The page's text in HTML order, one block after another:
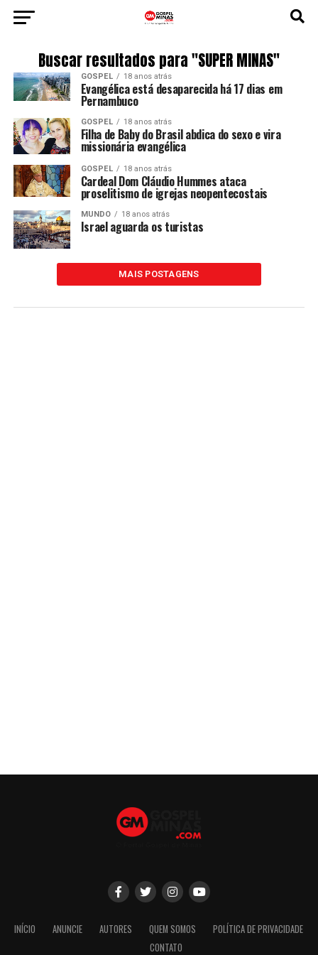
Buscar resultados para "SUPER MINAS"
GOSPEL 18 anos atrás
Evangélica está desaparecida há 17 dias em
Pernambuco
GOSPEL 18 anos atrás
Filha de Baby do Brasil abdica do sexo e vira
missionária evangélica
GOSPEL 18 anos atrás
Cardeal Dom Cláudio Hummes ataca
proselitismo de igrejas neopentecostais
MUNDO 18 anos atrás
Israel aguarda os turistas
MAIS POSTAGENS
INÍCIO ANUNCIE AUTORES QUEM SOMOS
POLÍTICA DE PRIVACIDADE
CONTATO